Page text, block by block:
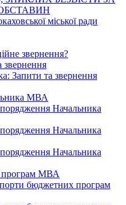
міської ради
звернення?
звернення
Запити та звернення
МВА
Начальника
Начальника
Начальника
програм МВА
бюджетних програм